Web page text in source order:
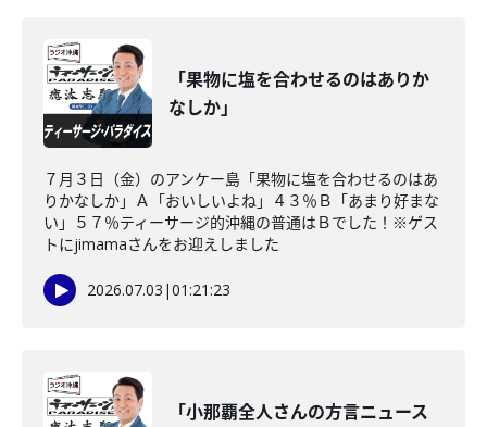
「果物に塩を合わせるのはありか
なしか」
７月３日（金）のアンケー島「果物に塩を合わせるのはあ
りかなしか」Ａ「おいしいよね」４３％Ｂ「あまり好まな
い」５７％ティーサージ的沖縄の普通はＢでした！※ゲス
トにjimamaさんをお迎えしました
2026.07.03 |01:21:23
「小那覇全人さんの方言ニュース